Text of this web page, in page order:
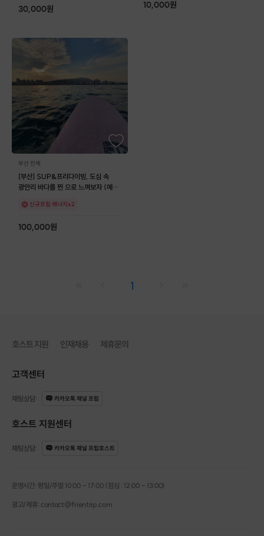
30,000원 10,000원
부산 전체
[부산] SUP&프리다이빙, 도심 속
광안리 바다를 찐 으로 느껴보자 (예약
신규프립 에너지x2
100,000원
1
호스트 지원 인재채용 제휴문의
고객센터
채팅상담: 카카오톡 채널 프립
호스트 지원센터
채팅상담: 카카오톡 채널 프립호스트
운영시간: 평일/주말 10:00 - 17:00 (점심 : 12:00 - 13:00)
광고/제휴: contact@frientrip.com